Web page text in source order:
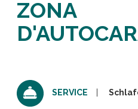
ZONA
SERVICE